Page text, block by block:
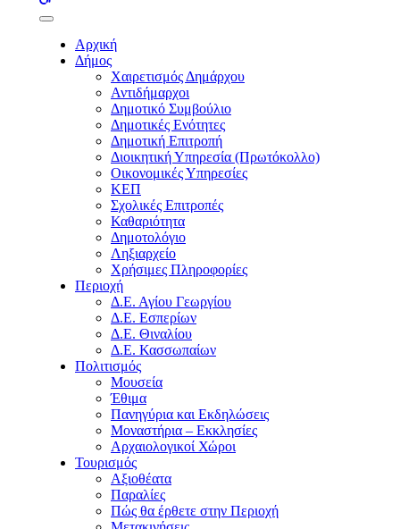
buttons
Αρχική
Δήμος
Χαιρετισμός Δημάρχου
Αντιδήμαρχοι
Δημοτικό Συμβούλιο
Δημοτικές Ενότητες
Δημοτική Επιτροπή
Διοικητική Υπηρεσία (Πρωτόκολλο)
Οικονομικές Υπηρεσίες
ΚΕΠ
Σχολικές Επιτροπές
Καθαριότητα
Δημοτολόγιο
Ληξιαρχείο
Χρήσιμες Πληροφορίες
Περιοχή
Δ.Ε. Αγίου Γεωργίου
Δ.Ε. Εσπερίων
Δ.Ε. Θιναλίου
Δ.Ε. Κασσωπαίων
Πολιτισμός
Μουσεία
Έθιμα
Πανηγύρια και Εκδηλώσεις
Μοναστήρια – Εκκλησίες
Αρχαιολογικοί Χώροι
Τουρισμός
Αξιοθέατα
Παραλίες
Πώς θα έρθετε στην Περιοχή